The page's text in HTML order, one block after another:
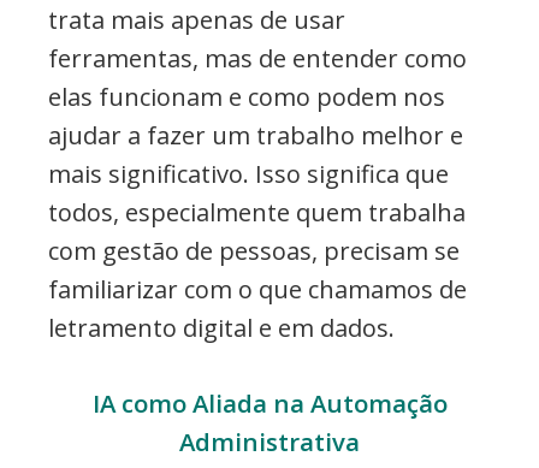
trata mais apenas de usar
ferramentas, mas de entender como
elas funcionam e como podem nos
ajudar a fazer um trabalho melhor e
mais significativo. Isso significa que
todos, especialmente quem trabalha
com gestão de pessoas, precisam se
familiarizar com o que chamamos de
letramento digital e em dados.
IA como Aliada na Automação
Administrativa